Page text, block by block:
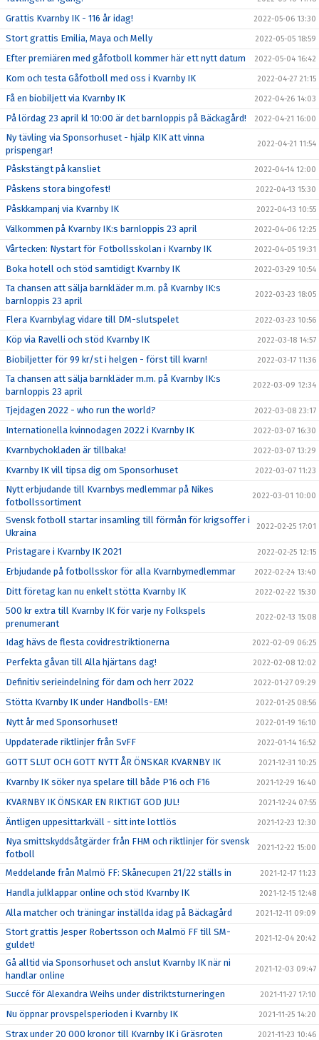
Grattis Kvarnby IK - 116 år idag! 2022-05-06 13:30
Stort grattis Emilia, Maya och Melly 2022-05-05 18:59
Efter premiären med gåfotboll kommer här ett nytt datum 2022-05-04 16:42
Kom och testa Gåfotboll med oss i Kvarnby IK 2022-04-27 21:15
Få en biobiljett via Kvarnby IK 2022-04-26 14:03
På lördag 23 april kl 10:00 är det barnloppis på Bäckagård! 2022-04-21 16:00
Ny tävling via Sponsorhuset - hjälp KIK att vinna
prispengar!
2022-04-21 11:54
Påskstängt på kansliet 2022-04-14 12:00
Påskens stora bingofest! 2022-04-13 15:30
Påskkampanj via Kvarnby IK 2022-04-13 10:55
Välkommen på Kvarnby IK:s barnloppis 23 april 2022-04-06 12:25
Vårtecken: Nystart för Fotbollsskolan i Kvarnby IK 2022-04-05 19:31
Boka hotell och stöd samtidigt Kvarnby IK 2022-03-29 10:54
Ta chansen att sälja barnkläder m.m. på Kvarnby IK:s
barnloppis 23 april
2022-03-23 18:05
Flera Kvarnbylag vidare till DM-slutspelet 2022-03-23 10:56
Köp via Ravelli och stöd Kvarnby IK 2022-03-18 14:57
Biobiljetter för 99 kr/st i helgen - först till kvarn! 2022-03-17 11:36
Ta chansen att sälja barnkläder m.m. på Kvarnby IK:s
barnloppis 23 april
2022-03-09 12:34
Tjejdagen 2022 - who run the world? 2022-03-08 23:17
Internationella kvinnodagen 2022 i Kvarnby IK 2022-03-07 16:30
Kvarnbychokladen är tillbaka! 2022-03-07 13:29
Kvarnby IK vill tipsa dig om Sponsorhuset 2022-03-07 11:23
Nytt erbjudande till Kvarnbys medlemmar på Nikes
fotbollssortiment
2022-03-01 10:00
Svensk fotboll startar insamling till förmån för krigsoffer i
Ukraina
2022-02-25 17:01
Pristagare i Kvarnby IK 2021 2022-02-25 12:15
Erbjudande på fotbollsskor för alla Kvarnbymedlemmar 2022-02-24 13:40
Ditt företag kan nu enkelt stötta Kvarnby IK 2022-02-22 15:30
500 kr extra till Kvarnby IK för varje ny Folkspels
prenumerant
2022-02-13 15:08
Idag hävs de flesta covidrestriktionerna 2022-02-09 06:25
Perfekta gåvan till Alla hjärtans dag! 2022-02-08 12:02
Definitiv serieindelning för dam och herr 2022 2022-01-27 09:29
Stötta Kvarnby IK under Handbolls-EM! 2022-01-25 08:56
Nytt år med Sponsorhuset! 2022-01-19 16:10
Uppdaterade riktlinjer från SvFF 2022-01-14 16:52
GOTT SLUT OCH GOTT NYTT ÅR ÖNSKAR KVARNBY IK 2021-12-31 10:25
Kvarnby IK söker nya spelare till både P16 och F16 2021-12-29 16:40
KVARNBY IK ÖNSKAR EN RIKTIGT GOD JUL! 2021-12-24 07:55
Äntligen uppesittarkväll - sitt inte lottlös 2021-12-23 12:30
Nya smittskyddsåtgärder från FHM och riktlinjer för svensk
fotboll
2021-12-22 15:00
Meddelande från Malmö FF: Skånecupen 21/22 ställs in 2021-12-17 11:23
Handla julklappar online och stöd Kvarnby IK 2021-12-15 12:48
Alla matcher och träningar inställda idag på Bäckagård 2021-12-11 09:09
Stort grattis Jesper Robertsson och Malmö FF till SM-
guldet!
2021-12-04 20:42
Gå alltid via Sponsorhuset och anslut Kvarnby IK när ni
handlar online
2021-12-03 09:47
Succé för Alexandra Weihs under distriktsturneringen 2021-11-27 17:10
Nu öppnar provspelsperioden i Kvarnby IK 2021-11-25 14:20
Strax under 20 000 kronor till Kvarnby IK i Gräsroten 2021-11-23 10:46